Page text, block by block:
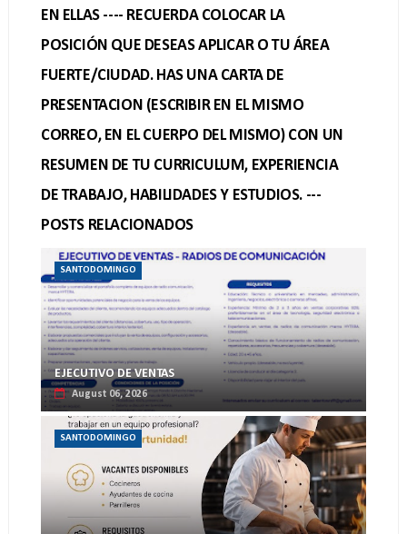
EN ELLAS ---- RECUERDA COLOCAR LA
POSICIÓN QUE DESEAS APLICAR O TU ÁREA
FUERTE/CIUDAD. HAS UNA CARTA DE
PRESENTACION (ESCRIBIR EN EL MISMO
CORREO, EN EL CUERPO DEL MISMO) CON UN
RESUMEN DE TU CURRICULUM, EXPERIENCIA
DE TRABAJO, HABILIDADES Y ESTUDIOS. ---
POSTS RELACIONADOS
SANTODOMINGO
EJECUTIVO DE VENTAS
August 06, 2026
SANTODOMINGO